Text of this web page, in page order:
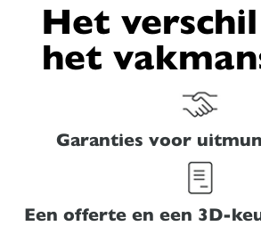
Het
het
Garanties voor
Een offerte en een 3D-